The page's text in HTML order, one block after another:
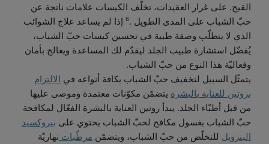
القيح. على غرار العقيدات، تخلّف الكيسات علامات ناتجة عن
حبّ الشباب على المدى الطويل .8 إذا لم يساعد علاج الشوائب
الذي لا يتطلّب وصفة طبية في تحسين كيسات حبّ الشباب،
يُفضّل استشارة طبيب الجلد ليقدّم لك المساعدة ويعالج بأمان
وفعاليّة هذا النوع من حبّ الشباب.
يتمثّل السبيل لتخفيف حبّ الشباب بكافة أنواعه في الالتزام
بروتين للعناية بالبشرة يتضمّن مكوّنات معتمدة وموصى عليها
من قبل أطبّاء الجلد. يبدأ روتين العناية بالبشرة الفعّال لمكافحة
حبّ الشباب بغسول مكافح لحبّ الشباب يحتوي على بيروكسيد
البنزويل للتخلّص من حبّ الشباب، ويتضمّن مرطّبات نهاريّة